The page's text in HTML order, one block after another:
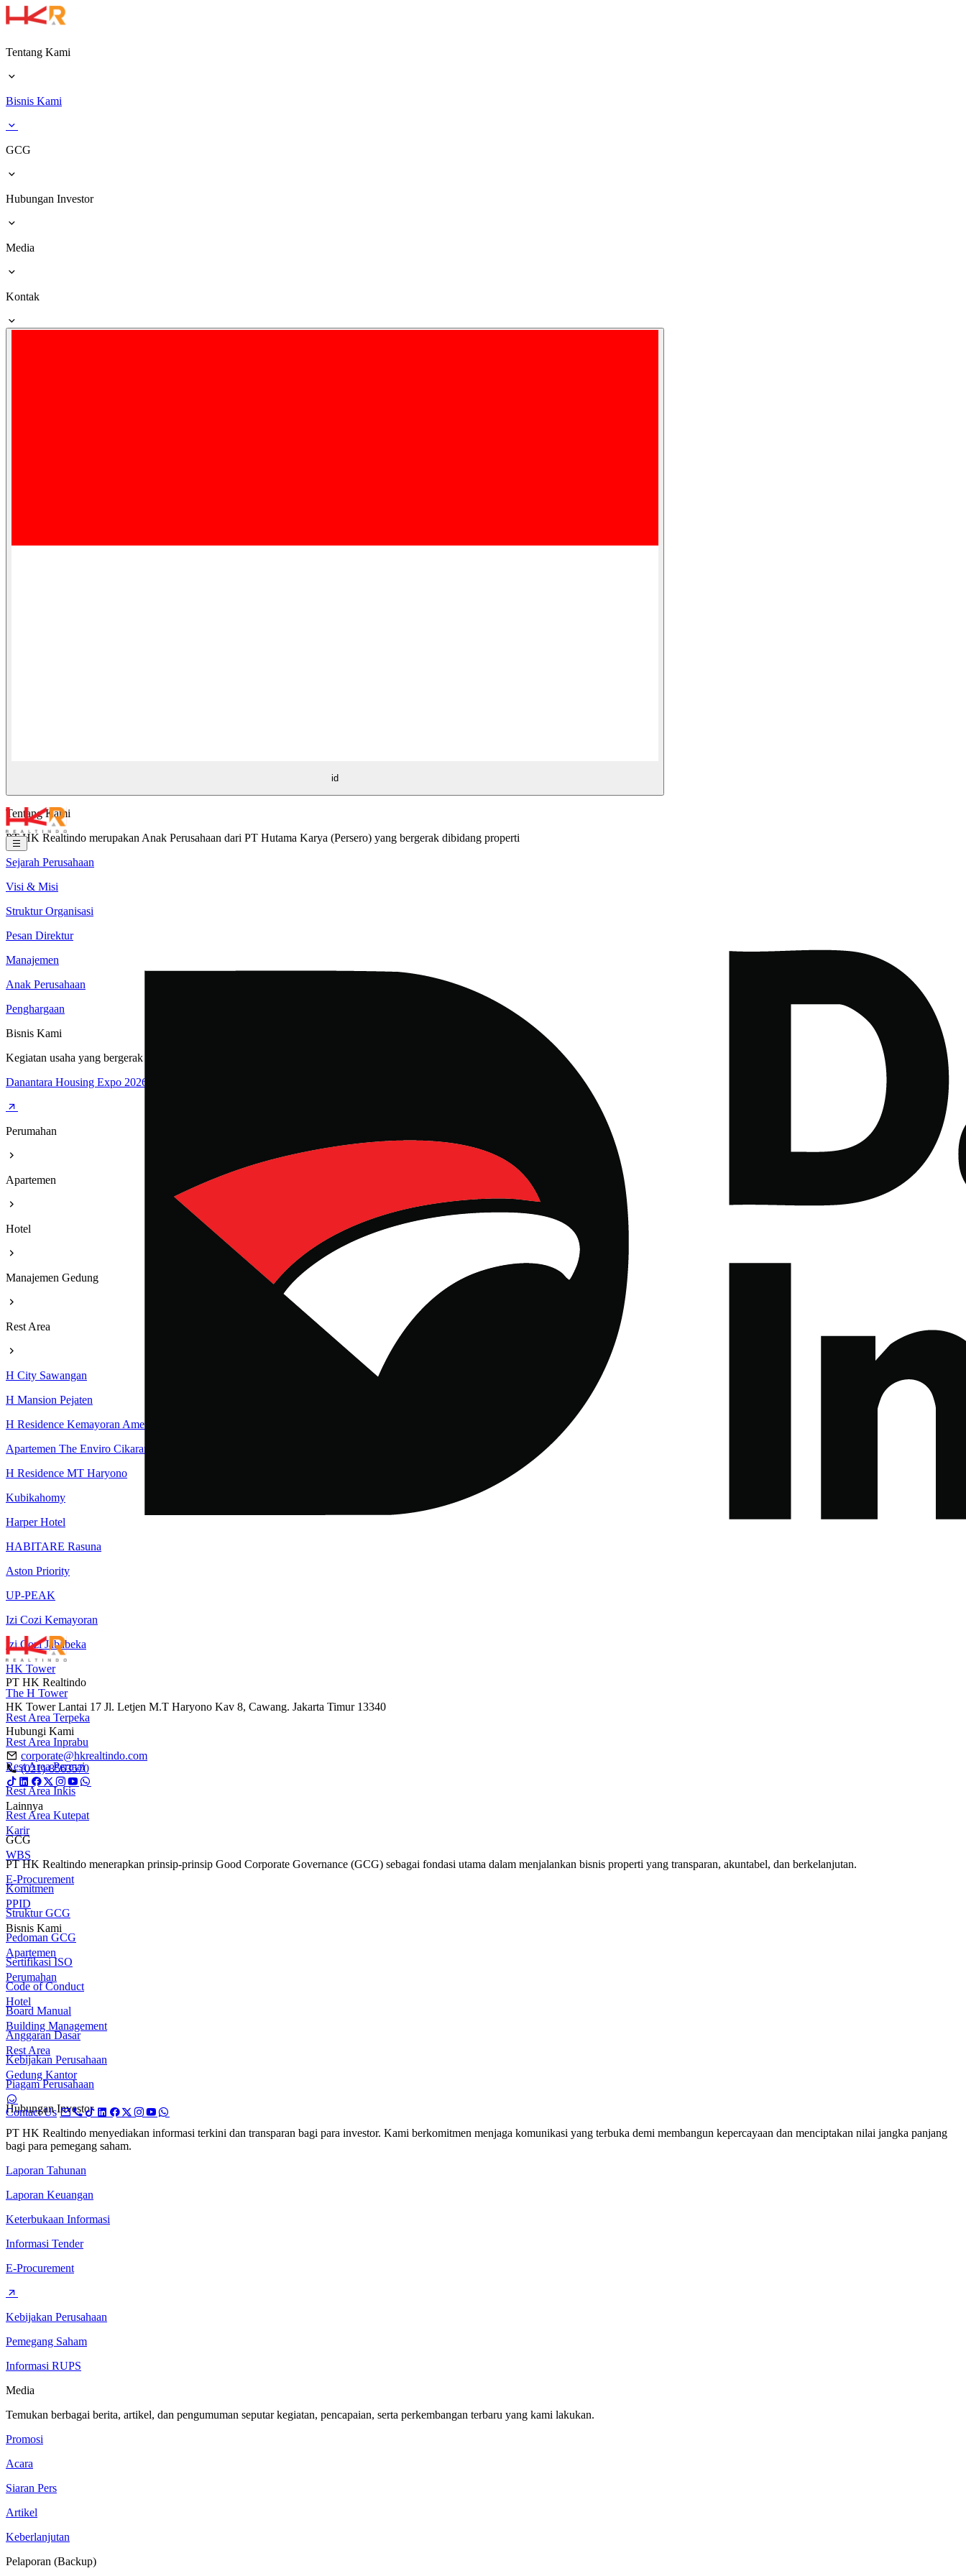
Tentang Kami
Bisnis Kami
GCG
Hubungan Investor
Media
Kontak
id
Tentang Kami
PT HK Realtindo merupakan Anak Perusahaan dari PT Hutama Karya (Persero) yang bergerak dibidang properti
Sejarah Perusahaan
Visi & Misi
Struktur Organisasi
Pesan Direktur
Manajemen
Anak Perusahaan
Penghargaan
Bisnis Kami
Kegiatan usaha yang bergerak dibidang Perumahan, Apartemen, Hotel, Manajemen Properti dan Rest Area
Danantara Housing Expo 2026
Perumahan
Apartemen
Hotel
Manajemen Gedung
Rest Area
H City Sawangan
H Mansion Pejaten
H Residence Kemayoran Amethyst Tower
Apartemen The Enviro Cikarang
H Residence MT Haryono
Kubikahomy
Harper Hotel
HABITARE Rasuna
Aston Priority
UP-PEAK
Izi Cozi Kemayoran
Izi Cozi Jababeka
HK Tower
The H Tower
Rest Area Terpeka
Rest Area Inprabu
Rest Area Permai
Rest Area Inkis
Rest Area Kutepat
GCG
PT HK Realtindo menerapkan prinsip-prinsip Good Corporate Governance (GCG) sebagai fondasi utama dalam menjalankan bisnis properti yang transparan, akuntabel, dan berkelanjutan.
Komitmen
Struktur GCG
Pedoman GCG
Sertifikasi ISO
Code of Conduct
Board Manual
Anggaran Dasar
Kebijakan Perusahaan
Piagam Perusahaan
Hubungan Investor
PT HK Realtindo menyediakan informasi terkini dan transparan bagi para investor. Kami berkomitmen menjaga komunikasi yang terbuka demi membangun kepercayaan dan menciptakan nilai jangka panjang
bagi para pemegang saham.
Laporan Tahunan
Laporan Keuangan
Keterbukaan Informasi
Informasi Tender
E-Procurement
Kebijakan Perusahaan
Pemegang Saham
Informasi RUPS
Media
Temukan berbagai berita, artikel, dan pengumuman seputar kegiatan, pencapaian, serta perkembangan terbaru yang kami lakukan.
Promosi
Acara
Siaran Pers
Artikel
Keberlanjutan
Pelaporan (Backup)
PT HK Realtindo
HK Tower Lantai 17 Jl. Letjen M.T Haryono Kav 8, Cawang. Jakarta Timur 13340
Hubungi Kami
corporate@hkrealtindo.com
(021)-8563570
Lainnya
Karir
WBS
E-Procurement
PPID
Bisnis Kami
Apartemen
Perumahan
Hotel
Building Management
Rest Area
Gedung Kantor
Contact Us